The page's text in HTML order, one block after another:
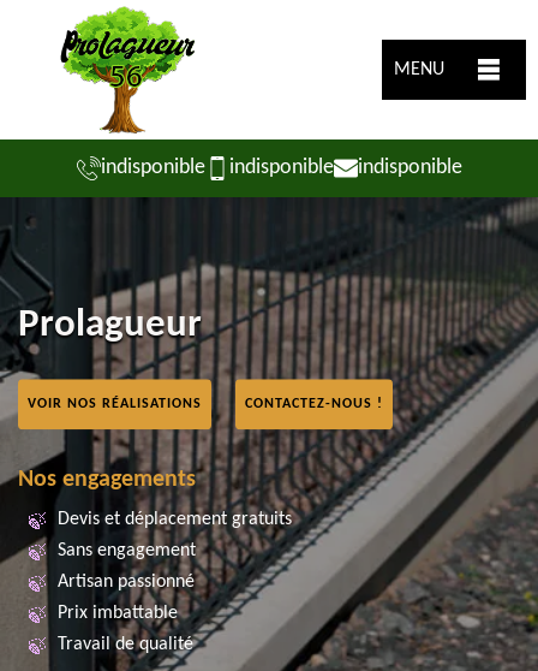
MENU
indisponible indisponible indisponible
Prolagueur
VOIR NOS RÉALISATIONS CONTACTEZ-NOUS !
Nos engagements
Devis et déplacement gratuits
Sans engagement
Artisan passionné
Prix imbattable
Travail de qualité